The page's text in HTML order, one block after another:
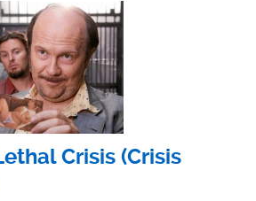
Crisis (Crisis